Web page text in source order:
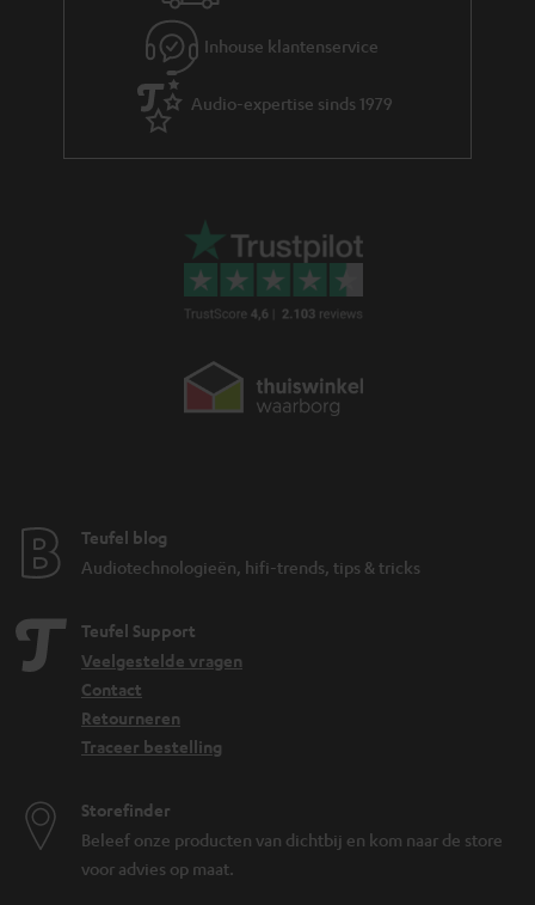
Inhouse klantenservice
Audio-expertise sinds 1979
Teufel blog
Audiotechnologieën, hifi-trends, tips & tricks
Teufel Support
Veelgestelde vragen
Contact
Retourneren
Traceer bestelling
Storefinder
Beleef onze producten van dichtbij en kom naar de store
voor advies op maat.